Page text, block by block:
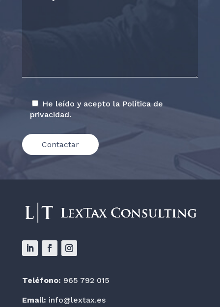
He leído y acepto la Política de
privacidad.
Teléfono: 965 792 015
Email: info@lextax.es